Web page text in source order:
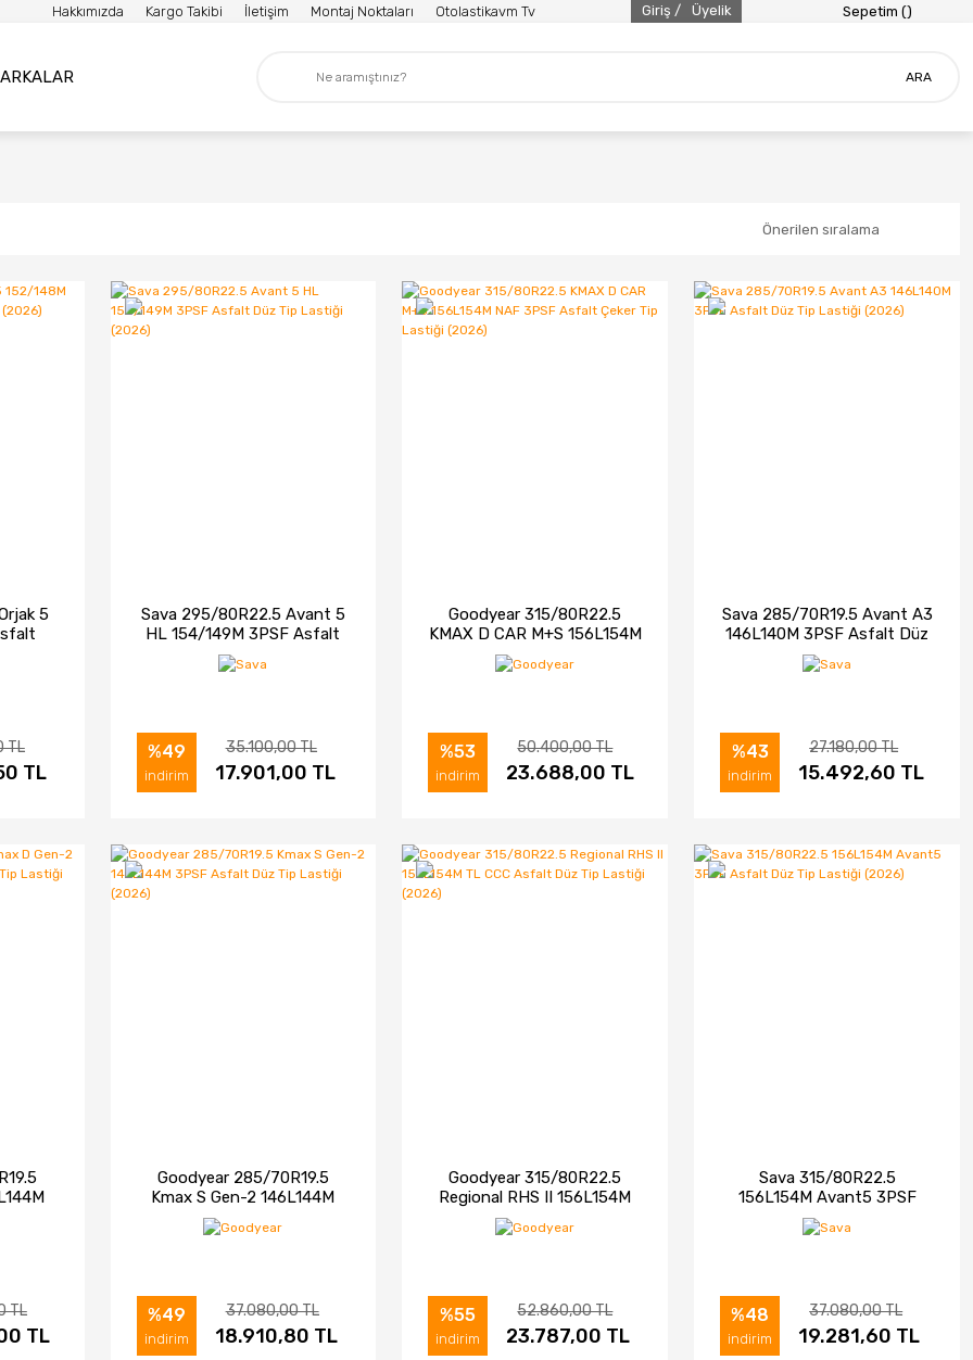
Hakkımızda Kargo Takibi İletişim Montaj Noktaları Otolastikavm Tv Giriş / Üyelik Sepetim ()
ARA
5
TL
TL
AL
Sava 295/80R22.5 Avant 5
HL 154/149M 3PSF Asfalt
Düz Tip Lastiği (2026)
%49
indirim
35.100,00 TL
17.901,00 TL
İNCELE SATIN AL
Goodyear 315/80R22.5
KMAX D CAR M+S 156L154M
NAF 3PSF Asfalt Çeker Tip
Lastiği (2026)
%53
indirim
50.400,00 TL
23.688,00 TL
İNCELE SATIN AL
Sava 285/70R19.5 Avant A3
146L140M 3PSF Asfalt Düz
Tip Lastiği (2026)
%43
indirim
27.180,00 TL
15.492,60 TL
İNCELE SATIN AL
Tip
TL
TL
AL
Goodyear 285/70R19.5
Kmax S Gen-2 146L144M
3PSF Asfalt Düz Tip Lastiği
(2026)
%49
indirim
37.080,00 TL
18.910,80 TL
İNCELE SATIN AL
Goodyear 315/80R22.5
Regional RHS II 156L154M
TL CCC Asfalt Düz Tip
Lastiği (2026)
%55
indirim
52.860,00 TL
23.787,00 TL
İNCELE SATIN AL
Sava 315/80R22.5
156L154M Avant5 3PSF
Asfalt Düz Tip Lastiği
(2026)
%48
indirim
37.080,00 TL
19.281,60 TL
İNCELE SATIN AL